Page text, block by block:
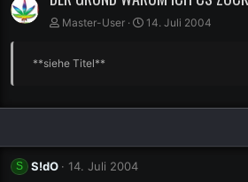
Master-User 14. Juli 2004
**siehe Titel**
S S!dO 14. Juli 2004